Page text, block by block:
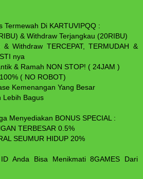
Termewah Di KARTUVIPQQ :
& Withdraw Terjangkau (20RIBU)
Withdraw TERCEPAT, TERMUDAH &
nya
& Ramah NON STOP! ( 24JAM )
( NO ROBOT)
Kemenangan Yang Besar
Lebih Bagus
Menyediakan BONUS SPECIAL :
TERBESAR 0.5%
SEUMUR HIDUP 20%
Anda Bisa Menikmati 8GAMES Dari